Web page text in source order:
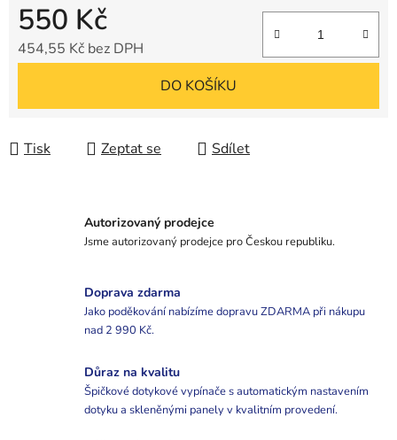
550 Kč
454,55 Kč bez DPH
DO KOŠÍKU
Tisk Zeptat se Sdílet
Autorizovaný prodejce
Jsme autorizovaný prodejce pro Českou republiku.
Doprava zdarma
Jako poděkování nabízíme dopravu ZDARMA při nákupu
nad 2 990 Kč.
Důraz na kvalitu
Špičkové dotykové vypínače s automatickým nastavením
dotyku a skleněnými panely v kvalitním provedení.